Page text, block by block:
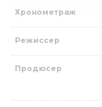
Хронометраж
Режиссер
Продюсер